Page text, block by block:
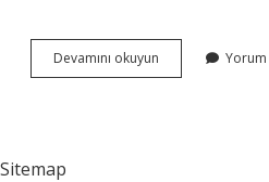
Devamını okuyun Aşağıdaki
Ifadelerden
Yorum
Sitemap